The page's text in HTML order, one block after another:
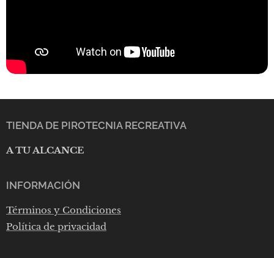
TIENDA DE PIROTECNIA RECREATIVA
A TU ALCANCE
INFORMACIÓN
Términos y Condiciones
Política de privacidad